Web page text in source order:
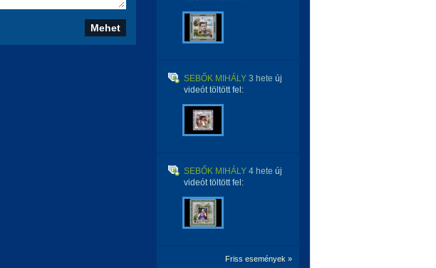
SEBŐK MIHÁLY 3 hete új
videót töltött fel:
SEBŐK MIHÁLY 4 hete új
videót töltött fel:
Friss események »